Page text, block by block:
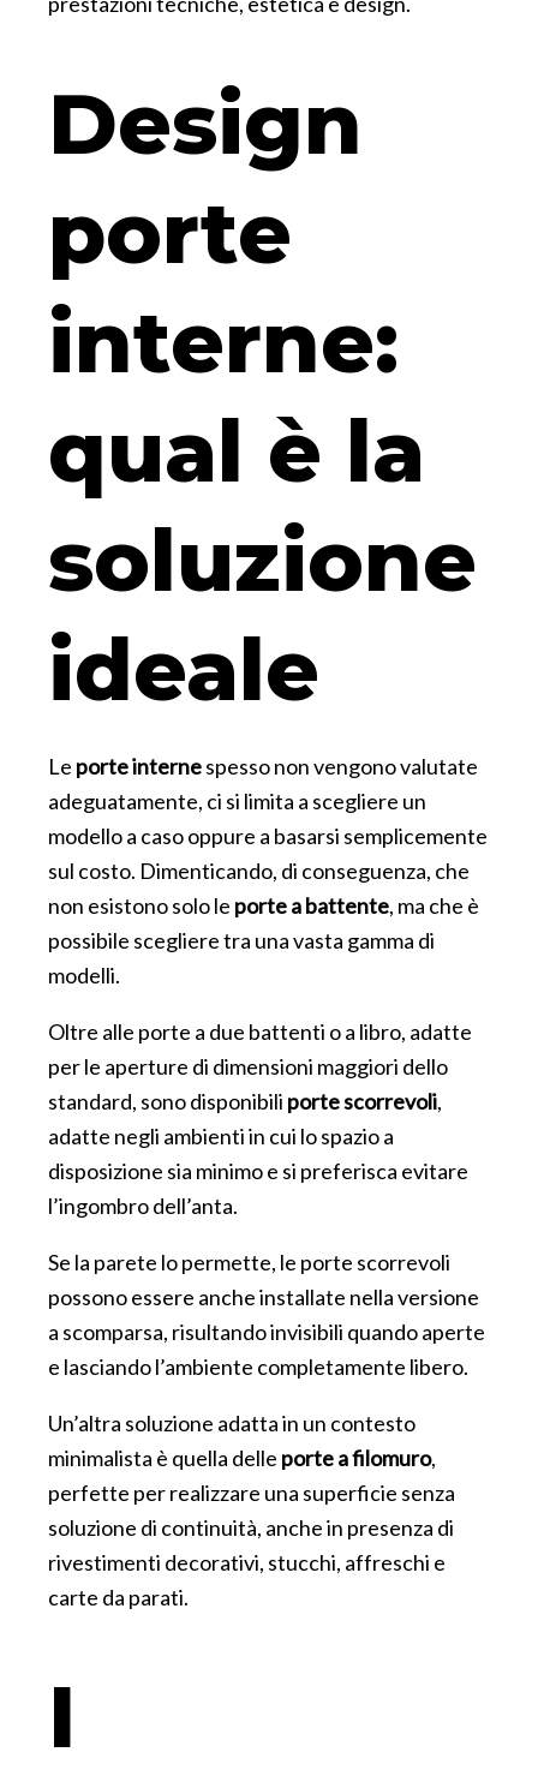
Design
porte
interne:
qual è la
soluzione
ideale
Le porte internespesso non vengono valutate
adeguatamente, ci si limita a scegliere un
modello a caso oppure a basarsi semplicemente
sul costo. Dimenticando, di conseguenza, che
non esistono solo le porte a battente, ma che è
possibile scegliere tra una vasta gamma di
modelli.
Oltre alle porte a due battenti o a libro, adatte
per le aperture di dimensioni maggiori dello
standard, sono disponibili porte scorrevoli,
adatte negli ambienti in cui lo spazio a
disposizione sia minimo e si preferisca evitare
l’ingombro dell’anta.
Se la parete lo permette, le porte scorrevoli
possono essere anche installate nella versione
a scomparsa, risultando invisibili quando aperte
e lasciando l’ambiente completamente libero.
Un’altra soluzione adatta in un contesto
minimalista è quella delle porte a filomuro,
perfette per realizzare una superficie senza
soluzione di continuità, anche in presenza di
rivestimenti decorativi, stucchi, affreschi e
carte da parati.
I